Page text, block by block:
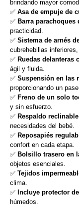
brindando mayor
✅ Asa de empuje de
✅ Barra parachoques
practicidad.
✅ Sistema de arnés
cubrehebillas
✅ Ruedas delanteras
ágil y fluida.
✅ Suspensión en las
proporcionando un
✅ Freno de un solo
y sin esfuerzo.
✅ Respaldo
necesidades del bebé.
✅ Reposapiés
confort en cada etapa.
✅ Bolsillo trasero en
objetos esenciales.
✅ Tejidos
clima.
✅ Incluye protector
húmedos.